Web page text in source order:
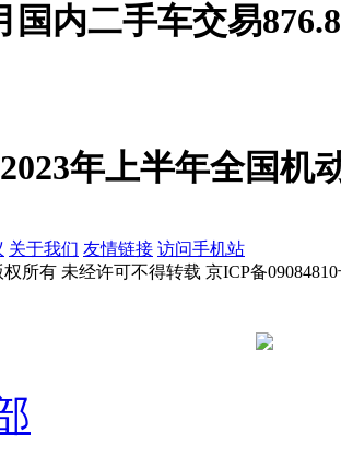
国内二手车交易
年上半年全国机
关于我们 友情链接 访问手机站
所有 未经许可不得转载 京ICP备09084810